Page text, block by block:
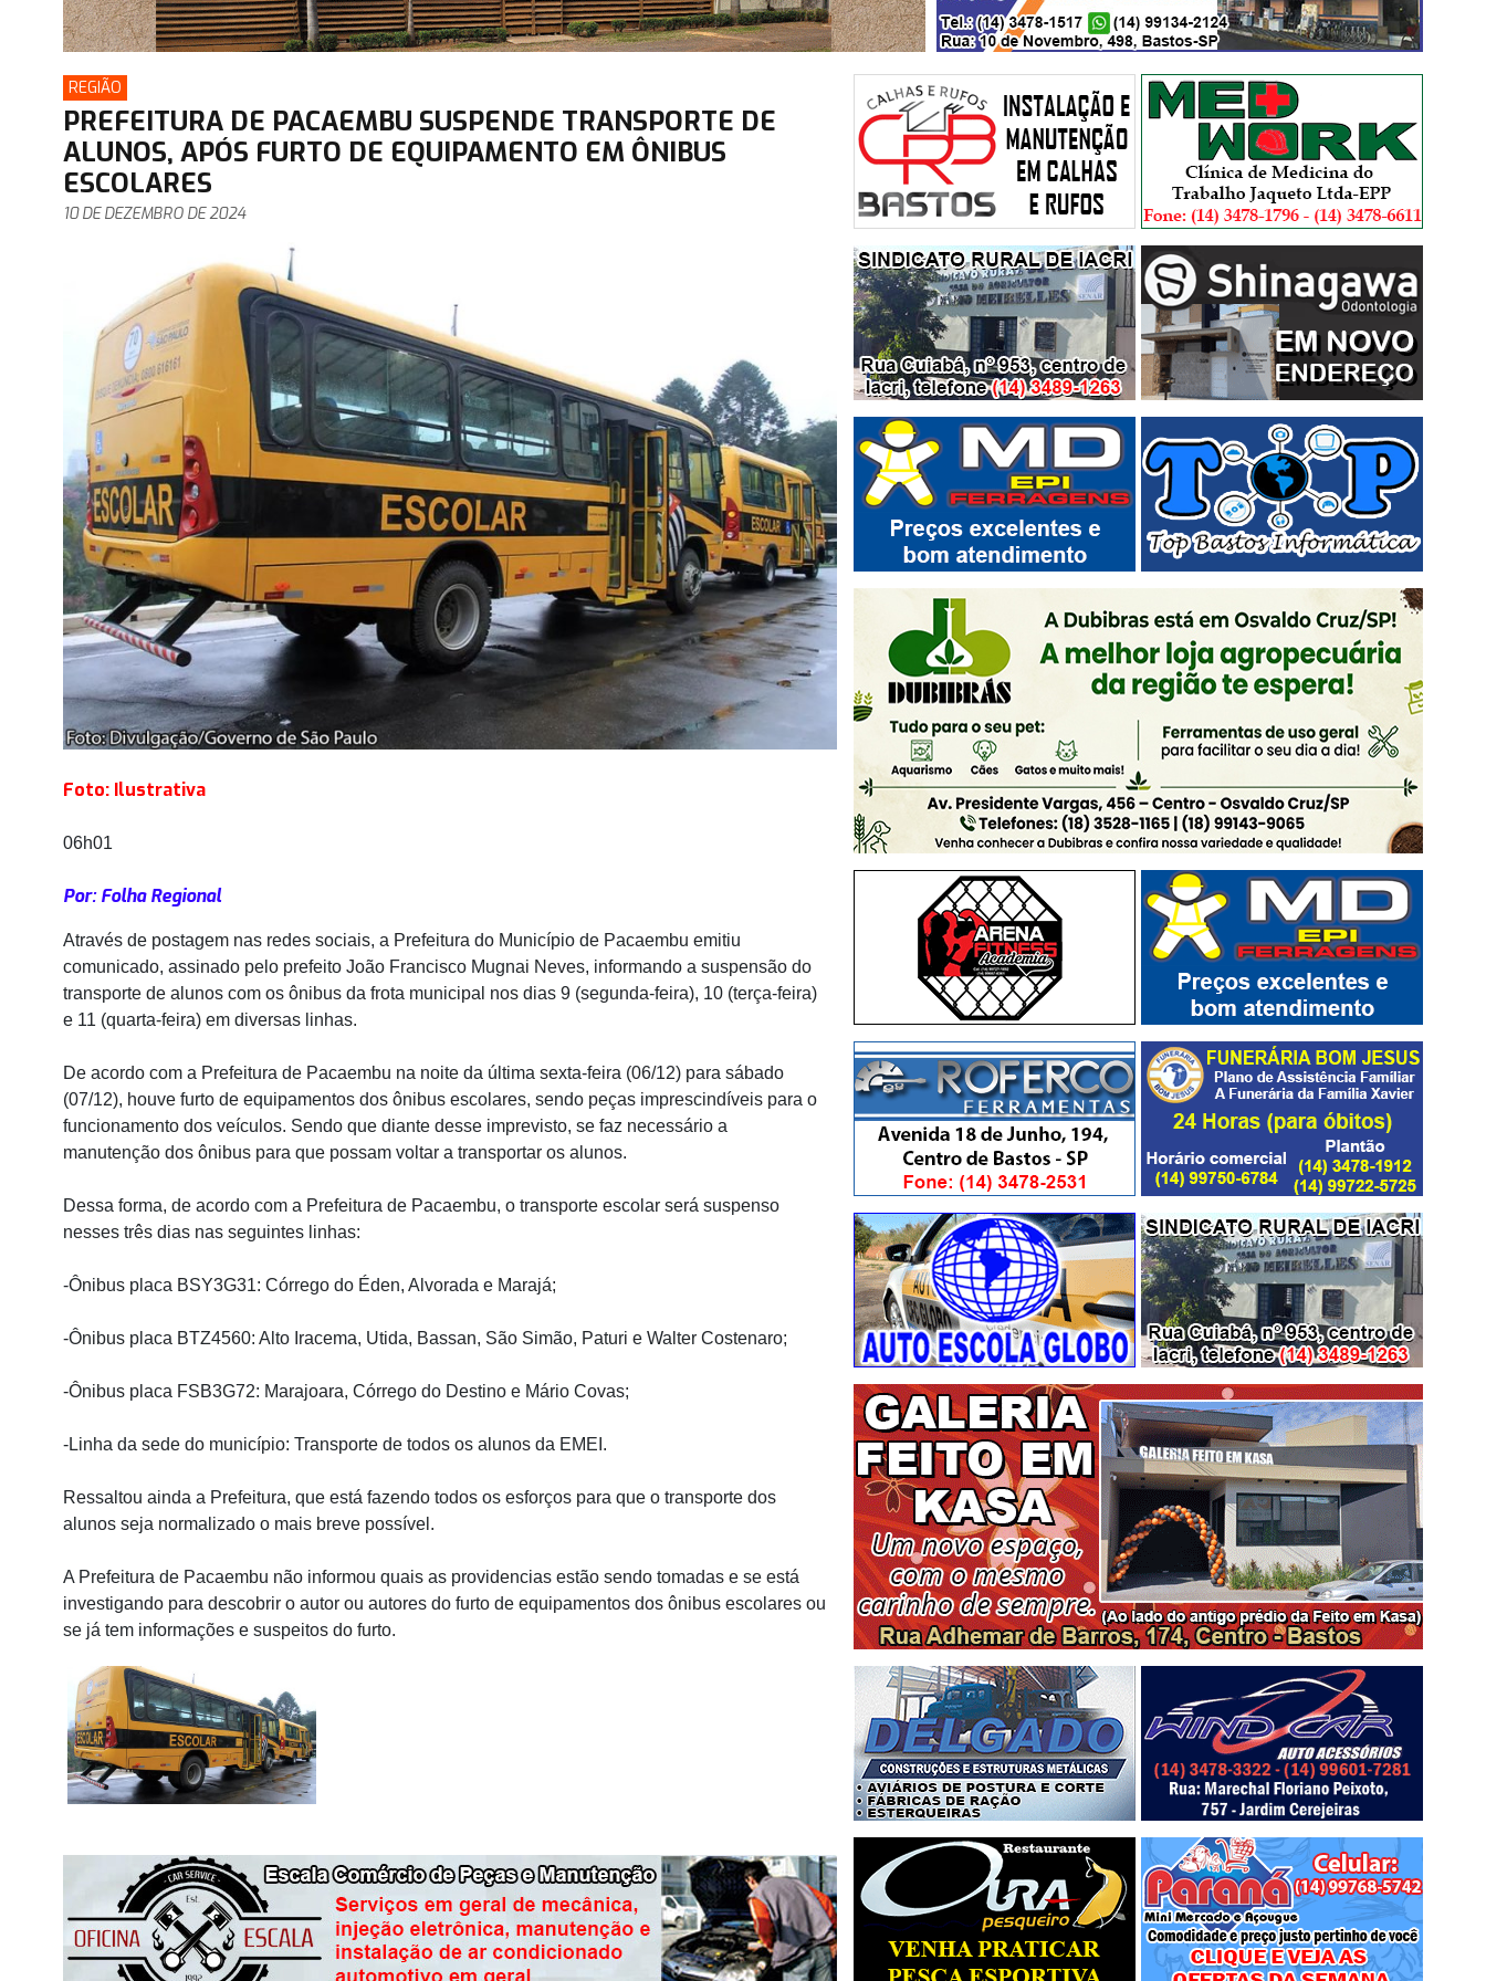
REGIÃO
PREFEITURA DE PACAEMBU SUSPENDE TRANSPORTE DE
ALUNOS, APÓS FURTO DE EQUIPAMENTO EM ÔNIBUS
ESCOLARES
10 DE DEZEMBRO DE 2024
Foto: Ilustrativa
06h01
Por: Folha Regional
Através de postagem nas redes sociais, a Prefeitura do Município de Pacaembu emitiu
comunicado, assinado pelo prefeito João Francisco Mugnai Neves, informando a suspensão do
transporte de alunos com os ônibus da frota municipal nos dias 9 (segunda-feira), 10 (terça-feira)
e 11 (quarta-feira) em diversas linhas.
De acordo com a Prefeitura de Pacaembu na noite da última sexta-feira (06/12) para sábado
(07/12), houve furto de equipamentos dos ônibus escolares, sendo peças imprescindíveis para o
funcionamento dos veículos. Sendo que diante desse imprevisto, se faz necessário a
manutenção dos ônibus para que possam voltar a transportar os alunos.
Dessa forma, de acordo com a Prefeitura de Pacaembu, o transporte escolar será suspenso
nesses três dias nas seguintes linhas:
-Ônibus placa BSY3G31: Córrego do Éden, Alvorada e Marajá;
-Ônibus placa BTZ4560: Alto Iracema, Utida, Bassan, São Simão, Paturi e Walter Costenaro;
-Ônibus placa FSB3G72: Marajoara, Córrego do Destino e Mário Covas;
-Linha da sede do município: Transporte de todos os alunos da EMEI.
Ressaltou ainda a Prefeitura, que está fazendo todos os esforços para que o transporte dos
alunos seja normalizado o mais breve possível.
A Prefeitura de Pacaembu não informou quais as providencias estão sendo tomadas e se está
investigando para descobrir o autor ou autores do furto de equipamentos dos ônibus escolares ou
se já tem informações e suspeitos do furto.